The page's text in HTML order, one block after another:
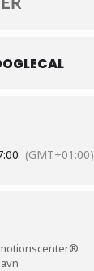
(GMT+01:00)